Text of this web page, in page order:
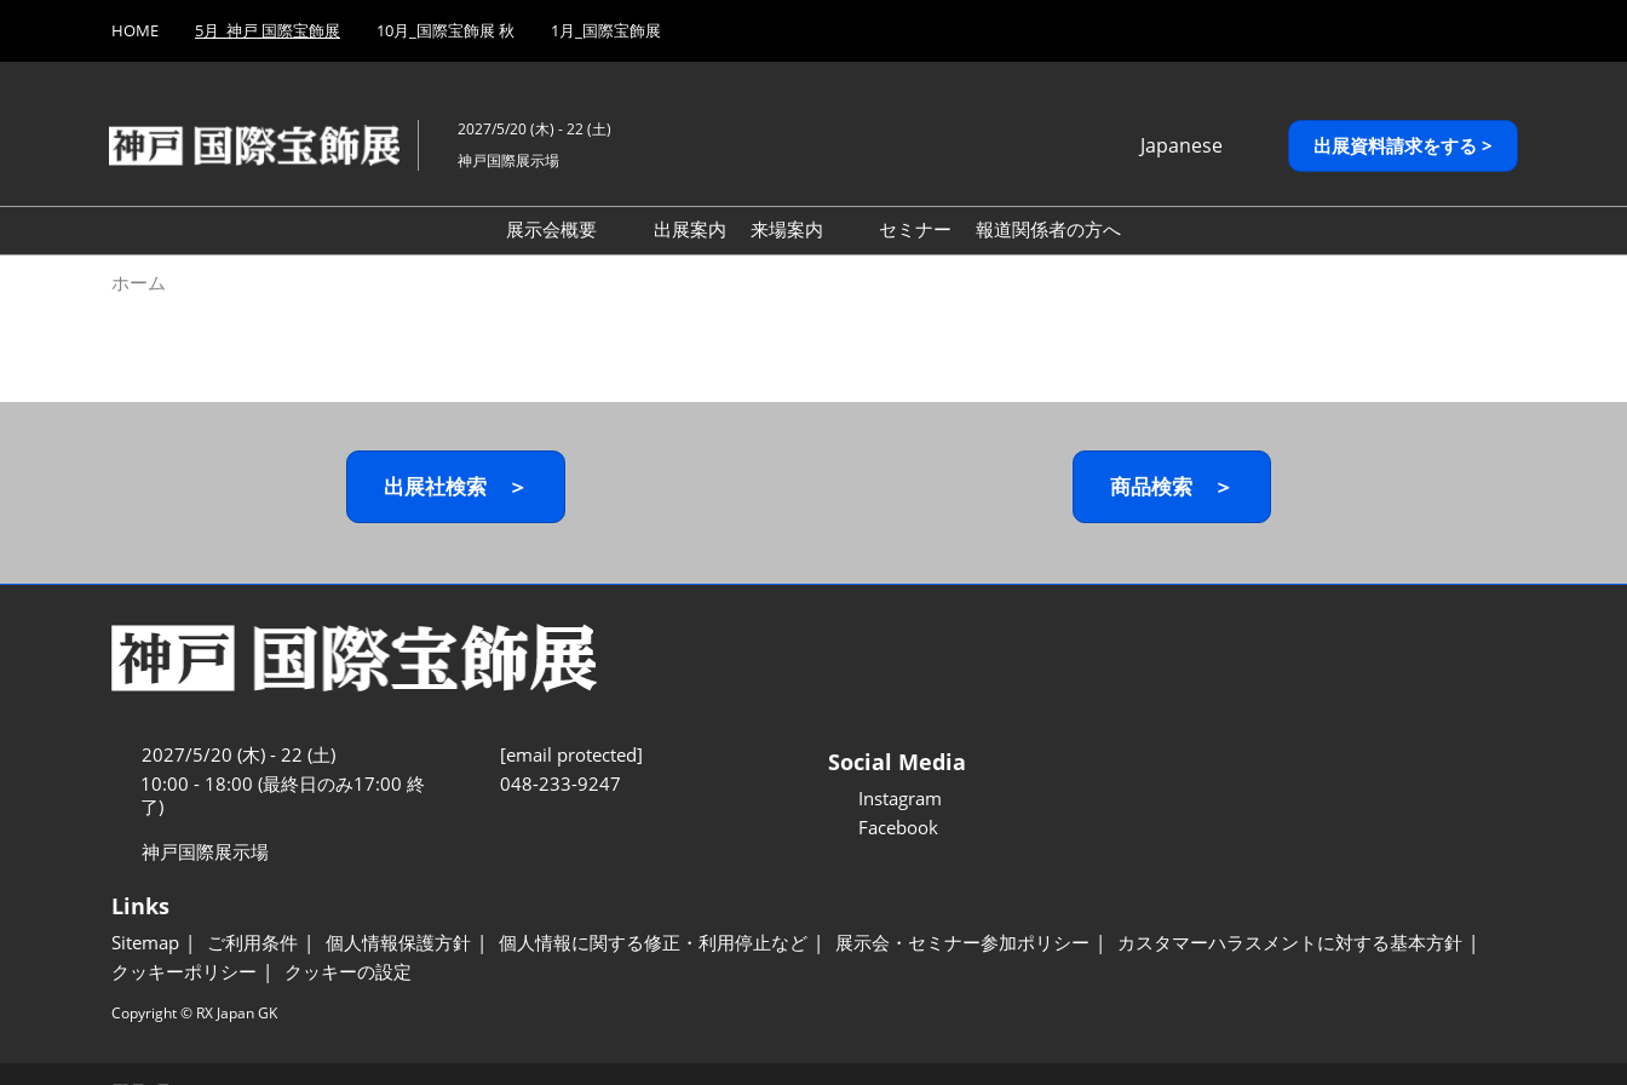
キ
し
て
to
HOME 5月_神戸 国際宝飾展 10月_国際宝飾展 秋 1月_国際宝飾展
2027/5/20 (木) - 22 (土)
神戸国際展示場
Japanese
English
繁體中文
出展資料請求をする >
展示会概要
出展案内
来場案内
セミナー 報道関係者の方へ
ホーム
出展社検索 ＞ 商品検索 ＞
2027/5/20 (木) - 22 (土)
10:00 - 18:00 (最終日のみ17:00 終
了)
神戸国際展示場
[email protected]
048-233-9247
Social Media
Instagram
Facebook
Links
Sitemap ご利用条件 個人情報保護方針 個人情報に関する修正・利用停止など 展示会・セミナー参加ポリシー
カスタマーハラスメントに対する基本方針
クッキーポリシー
クッキーの設定
Copyright © RX Japan GK